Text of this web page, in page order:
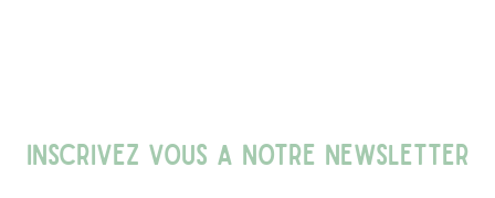
INSCRIVEZ VOUS A NOTRE NEWSLETTER